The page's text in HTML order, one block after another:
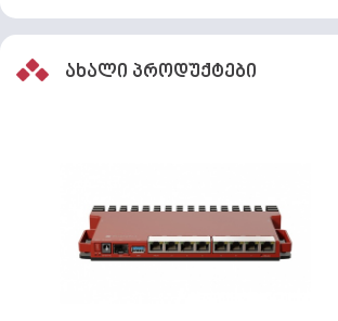
ახალი პროდუქტები